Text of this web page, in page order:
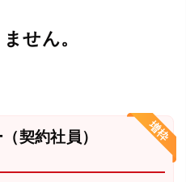
せん。
契約社員）